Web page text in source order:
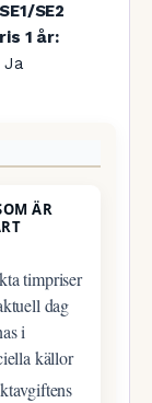
SE2
1 år:
Ja
ÄR
timpriser
dag
i
källor